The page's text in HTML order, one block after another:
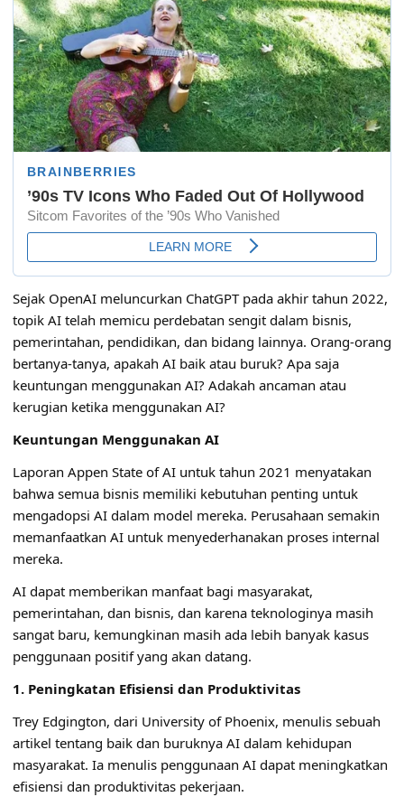
Sejak OpenAI meluncurkan ChatGPT pada akhir tahun 2022,
topik AI telah memicu perdebatan sengit dalam bisnis,
pemerintahan, pendidikan, dan bidang lainnya. Orang-orang
bertanya-tanya, apakah AI baik atau buruk? Apa saja
keuntungan menggunakan AI? Adakah ancaman atau
kerugian ketika menggunakan AI?
Keuntungan Menggunakan AI
Laporan Appen State of AI untuk tahun 2021 menyatakan
bahwa semua bisnis memiliki kebutuhan penting untuk
mengadopsi AI dalam model mereka. Perusahaan semakin
memanfaatkan AI untuk menyederhanakan proses internal
mereka.
AI dapat memberikan manfaat bagi masyarakat,
pemerintahan, dan bisnis, dan karena teknologinya masih
sangat baru, kemungkinan masih ada lebih banyak kasus
penggunaan positif yang akan datang.
1. Peningkatan Efisiensi dan Produktivitas
Trey Edgington, dari University of Phoenix, menulis sebuah
artikel tentang baik dan buruknya AI dalam kehidupan
masyarakat. Ia menulis penggunaan AI dapat meningkatkan
efisiensi dan produktivitas pekerjaan.